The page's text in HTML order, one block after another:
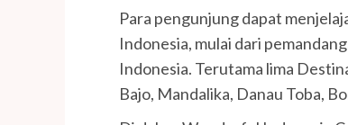
Para pengunjung dapat
Indonesia, mulai dari
Indonesia. Terutama lima
Bajo, Mandalika, Danau Toba,